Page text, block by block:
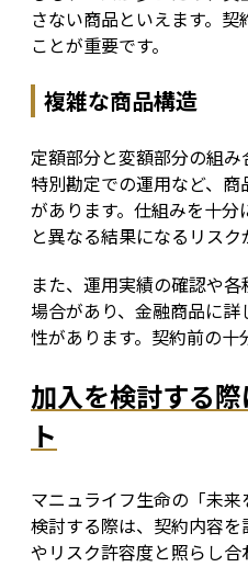
さない商品といえます。
ことが重要です。
複雑な商品構造
定額部分と変額部分の組み
特別勘定での運用など、
があります。仕組みを十
と異なる結果になるリスク
また、運用実績の確認や
場合があり、金融商品に
性があります。契約前の十
加入を検討する
ト
マニュライフ生命の「未
検討する際は、契約内容
やリスク許容度と照らし合